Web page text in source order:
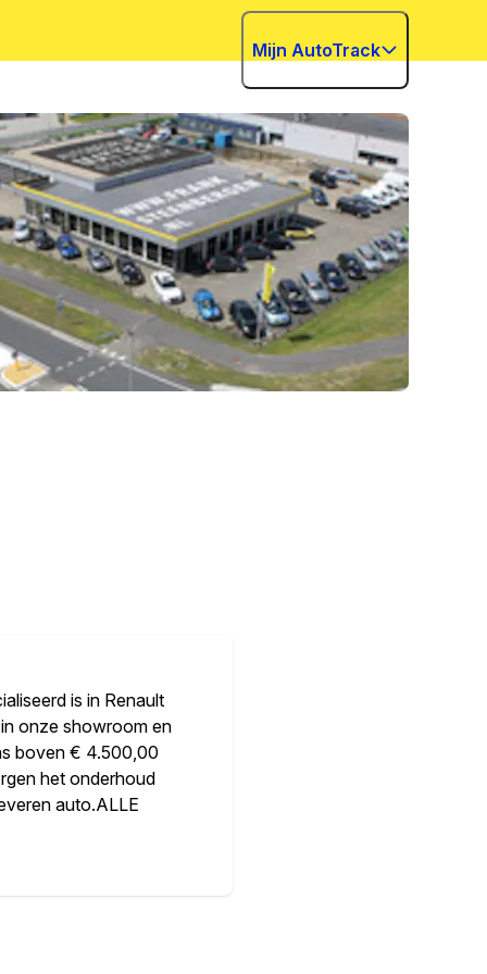
Mijn AutoTrack
is in Renault
onze showroom en
boven € 4.500,00
het onderhoud
auto.ALLE